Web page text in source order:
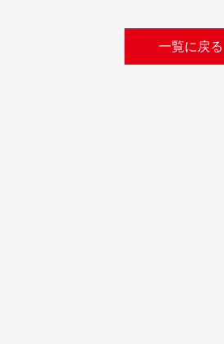
一覧に戻る